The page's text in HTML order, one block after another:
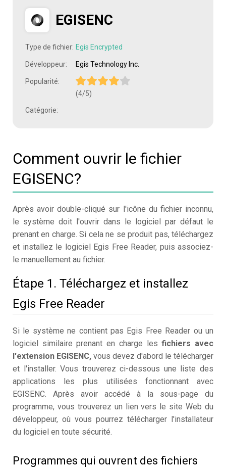
EGISENC
Type de fichier: Egis Encrypted
Développeur: Egis Technology Inc.
Popularité:
(4/5)
Catégorie:
Comment ouvrir le fichier
EGISENC?
Après avoir double-cliqué sur l'icône du fichier inconnu,
le système doit l'ouvrir dans le logiciel par défaut le
prenant en charge. Si cela ne se produit pas, téléchargez
et installez le logiciel Egis Free Reader, puis associez-
le manuellement au fichier.
Étape 1. Téléchargez et installez
Egis Free Reader
Si le système ne contient pas Egis Free Reader ou un
logiciel similaire prenant en charge lesfichiers avec
l'extension EGISENC, vous devez d'abord le télécharger
et l'installer. Vous trouverez ci-dessous une liste des
applications les plus utilisées fonctionnant avec
EGISENC. Après avoir accédé à la sous-page du
programme, vous trouverez un lien vers le site Web du
développeur, où vous pourrez télécharger l'installateur
du logiciel en toute sécurité.
Programmes qui ouvrent des fichiers